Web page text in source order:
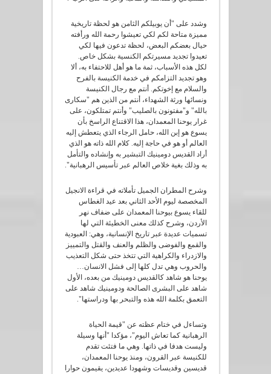
وشدد على "أن يوبيلكم الثامن هو لحظة تاريخية
مميزة متاحة لكم لكي تعيشوا رحمة الله ورأفته
حيال بعضكم البعض، لحظة تدعون فيها لكي
تعيدوا تجديد مسيرتكم الكنسية بشكل خاص.
لكل هذه الأسباب، ثمة ما هو أهل للاحتفاء به، ألا
وهو تجديد التزامكم في خدمة الكنيسة بالفرح
والسلام مع إخوتكم. أنتم مع رجال الكنيسة
ونسائها ورثة الشهداء، أنتم من الذين هم "سكارى
بالله" و"مفتونون بالصليب" وأنتم تمتلكون، على
غرار يوحنا المعمدان، هذا الاقتناع الراسخ بأن
يسوع هو إبن الله، حامل الرجاء الذي يتعطش إليه
العالم أو هو في حاجة إليه. كلام الله ذاته هو الذي
أراد القديس دومينيك التبشير به وإنشاده والتأمل
به وذلك بغية خلاص العالم عبر تأسيس الرهبانية".
وشرح المطران الجميل تأملاته في قراءة الانجيل
المخصصة ليوم الأحد الثاني بعد عيد الغطاس
للقاء يسوع بيوحنا المعمدان على ضفاف نهر
الأردن، وشرح كذلك معنى الخطيئة التي لها
تسميات عديدة عبر تاريخ الإنسانية، وهي: العبودية
والقمع والفوضى والظلم والعنف والقتل والتمييز
والازدراء والكراهية التي تتخذ حتى شكل التعذيب
والحروب وهي تدل كلها إلى فشل الانسان…
يوحنا هو شاهد كالقديس دومينيك من بعده، الأول
شاهد على البشرى الصالحة ودومينيك شاهد على
التعمق بكلمة الله هذه والتبحر بها ودراستها".
وتساءل في ختام عظته عن "قيمة الحياة
الرهبانية كما تعاش اليوم"، مؤكدا "أنها وسيلة
وليست هدفا في ذاتها. وهي ما فتئت تقدم
للكنيسة عبر القرون، ومنذ يوحنا المعمدان،
قديسين وقديسات وشهودا عديدين، يقيمون حوارا